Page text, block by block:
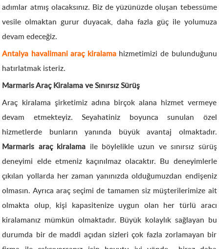
adımlar atmış olacaksınız. Biz de yüzünüzde oluşan tebessüme
vesile olmaktan gurur duyacak, daha fazla güç ile yolumuza
devam edeceğiz.
Antalya havalimani araç kiralamahizmetimizi de bulunduğunu
hatırlatmak isteriz.
Marmaris Araç Kiralama ve Sınırsız Sürüş
Araç kiralama şirketimiz adına birçok alana hizmet vermeye
devam etmekteyiz. Seyahatiniz boyunca sunulan özel
hizmetlerde bunların yanında büyük avantaj olmaktadır.
Marmaris araç kiralama ile böylelikle uzun ve sınırsız sürüş
deneyimi elde etmeniz kaçınılmaz olacaktır. Bu deneyimlerle
çıkılan yollarda her zaman yanınızda olduğumuzdan endişeniz
olmasın. Ayrıca araç seçimi de tamamen siz müşterilerimize ait
olmakta olup, kişi kapasitenize uygun olan her türlü aracı
kiralamanız mümkün olmaktadır. Büyük kolaylık sağlayan bu
durumda bir de maddi açıdan sizleri çok fazla zorlamayan bir